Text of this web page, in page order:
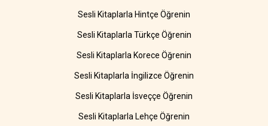
Sesli Kitaplarla Hintçe Öğrenin
Sesli Kitaplarla Türkçe Öğrenin
Sesli Kitaplarla Korece Öğrenin
Sesli Kitaplarla İngilizce Öğrenin
Sesli Kitaplarla İsveççe Öğrenin
Sesli Kitaplarla Lehçe Öğrenin